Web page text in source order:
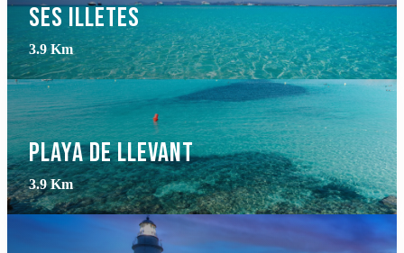
Ses Illetes
3.9 Km
Playa de Llevant
3.9 Km